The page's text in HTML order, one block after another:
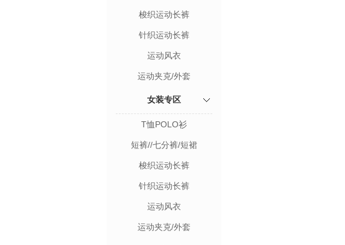
梭织运动长裤
针织运动长裤
运动风衣
运动夹克/外套
女装专区
T恤POLO衫
短裤//七分裤/短裙
梭织运动长裤
针织运动长裤
运动风衣
运动夹克/外套